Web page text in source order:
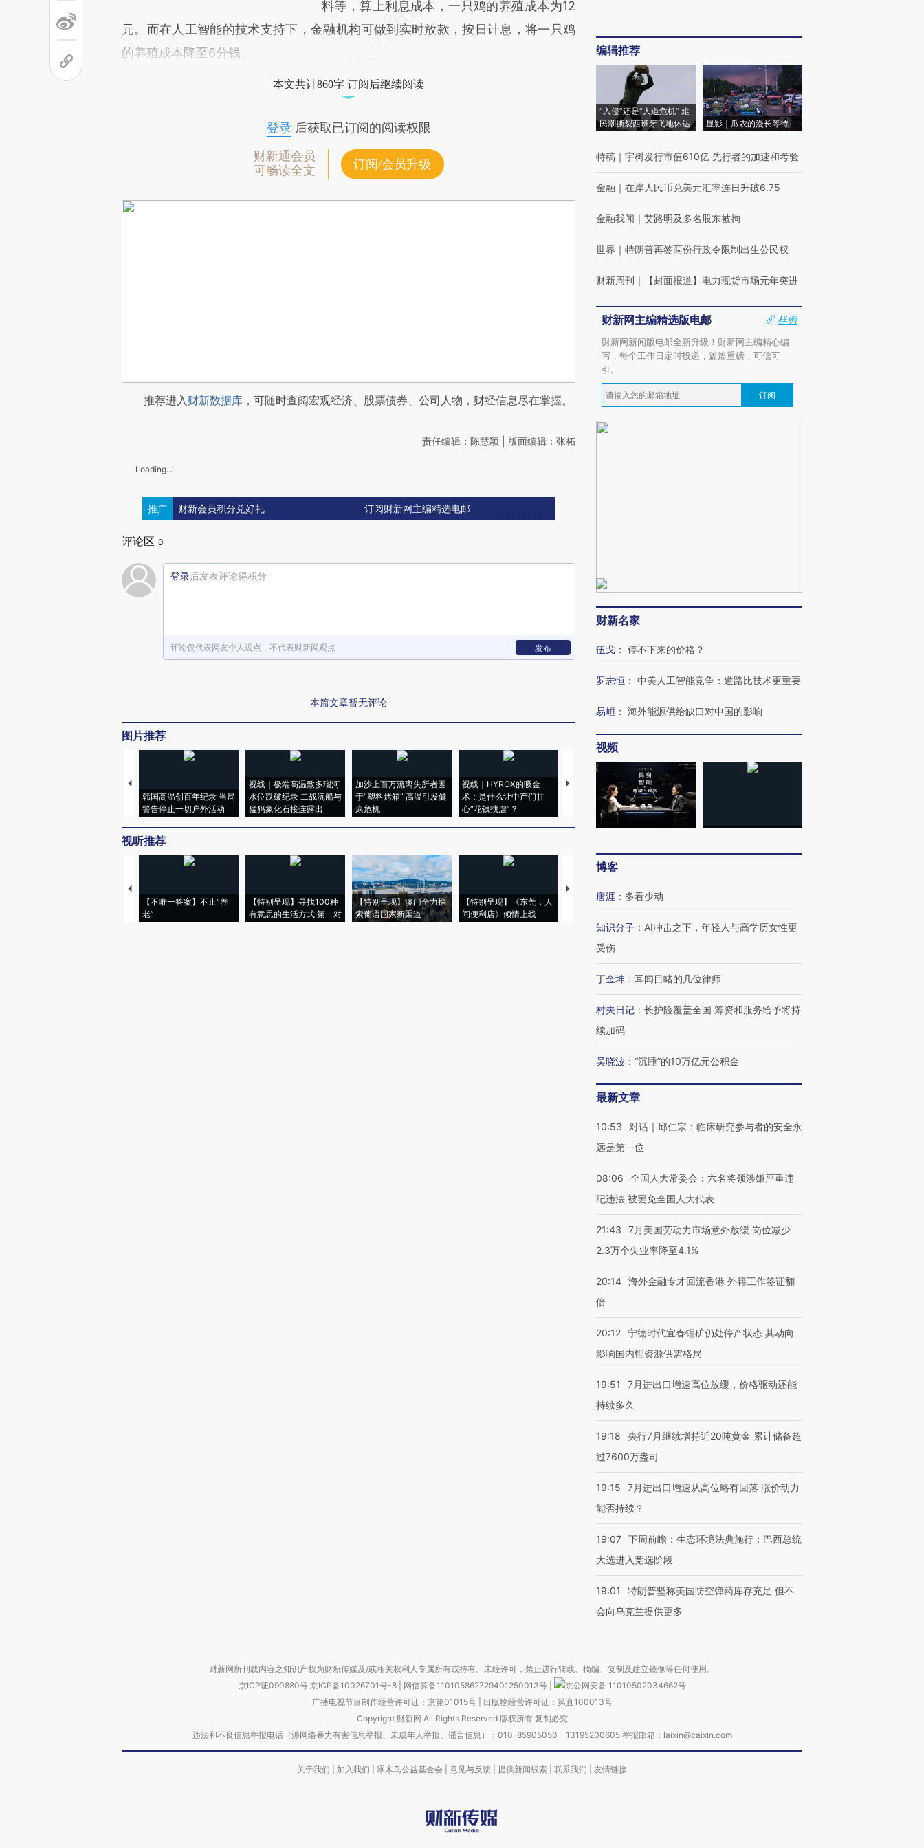
料等，算上利息成本，一只鸡的养殖成本为12
元。而在人工智能的技术支持下，金融机构可做到实时放款，按日计息，将一只鸡
的养殖成本降至6分钱。
本文共计860字 订阅后继续阅读
登录后获取已订阅的阅读权限
财新通会员
可畅读全文
订阅/会员升级
推荐进入财新数据库 ，可随时查阅宏观经济、股票债券、公司人物，财经信息尽在掌握。
责任编辑：陈慧颖 | 版面编辑：张柘
Loading...
推广 财新会员积分兑好礼 订阅财新网主编精选电邮
评论区 0
登录后发表评论得积分
评论仅代表网友个人观点，不代表财新网观点 发布
本篇文章暂无评论
图片推荐
韩国高温创百年纪录 当局
警告停止一切户外活动
视线｜极端高温致多瑙河
水位跌破纪录 二战沉船与
猛犸象化石接连露出
加沙上百万流离失所者困
于“塑料烤箱” 高温引发健
康危机
视线｜HYROX的吸金
术：是什么让中产们甘
心“花钱找虐”？
马航飞行员跨国走私7万
粒摇头丸 尿检体内含3种
视线｜被称为“蟑螂”的印
度Z世代 用街头抗争将教
育部长拱下台
视听推荐
【不唯一答案】不止“养
老”
【特别呈现】寻找100种
有意思的生活方式·第一对
【特别呈现】澳门全力探
索葡语国家新渠道
【特别呈现】《东莞，人
间便利店》倾情上线
【推广】走进第四届链博
会，让数智科技“链”接产
有意思的生活方式·第三对
住三大增长引擎是什么？
编辑推荐
“入侵”还是“人道危机” 难
民潮撕裂西班牙飞地休达
显影｜瓜农的漫长等待
特稿 ｜ 宇树发行市值610亿 先行者的加速和考验
金融 ｜ 在岸人民币兑美元汇率连日升破6.75
金融我闻 ｜ 艾路明及多名股东被拘
世界 ｜ 特朗普再签两份行政令限制出生公民权
财新周刊 ｜ 【封面报道】电力现货市场元年突进
财新网主编精选版电邮
样例
财新网新闻版电邮全新升级！财新网主编精心编
写，每个工作日定时投递，篇篇重磅，可信可
引。
订阅
财新名家
伍戈 ： 停不下来的价格？
罗志恒 ： 中美人工智能竞争：道路比技术更重要
易峘 ： 海外能源供给缺口对中国的影响
视频
博客
唐涯 ： 多看少动
知识分子 ： AI冲击之下，年轻人与高学历女性更
受伤
丁金坤 ： 耳闻目睹的几位律师
村夫日记 ： 长护险覆盖全国 筹资和服务给予将持
续加码
吴晓波 ： “沉睡”的10万亿元公积金
最新文章
10:53
对话｜邱仁宗：临床研究参与者的安全永
远是第一位
08:06
全国人大常委会：六名将领涉嫌严重违
纪违法 被罢免全国人大代表
21:43
7月美国劳动力市场意外放缓 岗位减少
2.3万个失业率降至4.1%
20:14 海外金融专才回流香港 外籍工作签证翻
倍
20:12 宁德时代宜春锂矿仍处停产状态 其动向
影响国内锂资源供需格局
19:51
7月进出口增速高位放缓，价格驱动还能
持续多久
19:18
央行7月继续增持近20吨黄金 累计储备超
过7600万盎司
19:15
7月进出口增速从高位略有回落 涨价动力
能否持续？
19:07 下周前瞻：生态环境法典施行；巴西总统
大选进入竞选阶段
19:01
特朗普坚称美国防空弹药库存充足 但不
会向乌克兰提供更多
财新网所刊载内容之知识产权为财新传媒及/或相关权利人专属所有或持有。未经许可，禁止进行转载、摘编、复制及建立镜像等任何使用。
京ICP证090880号 京ICP备10026701号-8 网信算备110105862729401250013号
京公网安备 11010502034662号
广播电视节目制作经营许可证：京第01015号| 出版物经营许可证：第直100013号
Copyright 财新网 All Rights Reserved 版权所有 复制必究
违法和不良信息举报电话（涉网络暴力有害信息举报、未成年人举报、谣言信息）：010-85905050 13195200605 举报邮箱：laixin@caixin.com
关于我们 加入我们 啄木鸟公益基金会 意见与反馈 提供新闻线索 联系我们 友情链接